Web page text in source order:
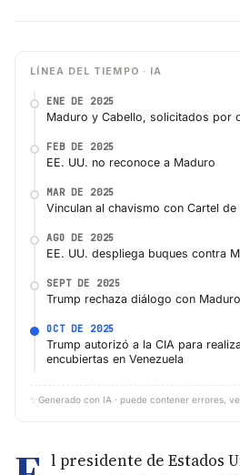
LÍNEA DEL TIEMPO · IA
ENE DE 2025
Maduro y Cabello, solicitados por
FEB DE 2025
EE. UU. no reconoce a Maduro
MAR DE 2025
Vinculan al chavismo con Cartel de
AGO DE 2025
EE. UU. despliega buques contra
SEPT DE 2025
Trump rechaza diálogo con Maduro
OCT DE 2025
Trump autorizó a la CIA para
encubiertas en Venezuela
✨ Generado con IA · puede contener errores,
l presidente de Estados